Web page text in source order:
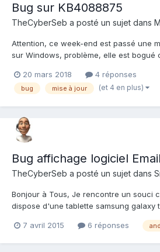
Bug sur KB4088875
TheCyberSeb a posté un sujet dans
Attention, ce week-end est passé une
sur Windows, problème, elle est bogué
https://support.microsoft.com/fr-fr/help/
update-kb4088875
20 mars 2018 4 réponses
bug mise à jour (et 4 en plus)
Bug affichage logiciel
TheCyberSeb a posté un sujet dans
Bonjour à Tous, Je rencontre un souci
dispose d'une tablette samsung galaxy
défaut sous androïd pour consulter ses
7 avril 2015 6 réponses